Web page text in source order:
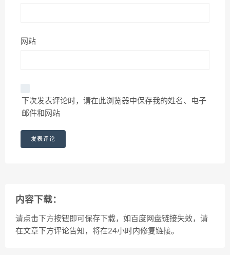
网站
下次发表评论时，请在此浏览器中保存我的姓名、电子
邮件和网站
内容下载：
请点击下方按钮即可保存下载，如百度网盘链接失效，请
在文章下方评论告知，将在24小时内修复链接。